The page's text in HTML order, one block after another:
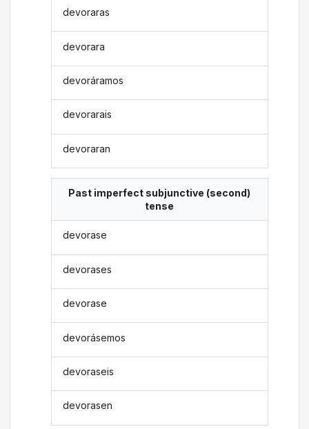
devoraras
devorara
devoráramos
devorarais
devoraran
Past imperfect subjunctive (second)
tense
devorase
devorases
devorase
devorásemos
devoraseis
devorasen